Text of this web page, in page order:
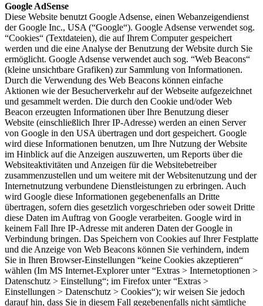
Google AdSense
Diese Website benutzt Google Adsense, einen Webanzeigendienst
der Google Inc., USA (“Google“). Google Adsense verwendet sog.
“Cookies“ (Textdateien), die auf Ihrem Computer gespeichert
werden und die eine Analyse der Benutzung der Website durch Sie
ermöglicht. Google Adsense verwendet auch sog. “Web Beacons“
(kleine unsichtbare Grafiken) zur Sammlung von Informationen.
Durch die Verwendung des Web Beacons können einfache
Aktionen wie der Besucherverkehr auf der Webseite aufgezeichnet
und gesammelt werden. Die durch den Cookie und/oder Web
Beacon erzeugten Informationen über Ihre Benutzung dieser
Website (einschließlich Ihrer IP-Adresse) werden an einen Server
von Google in den USA übertragen und dort gespeichert. Google
wird diese Informationen benutzen, um Ihre Nutzung der Website
im Hinblick auf die Anzeigen auszuwerten, um Reports über die
Websiteaktivitäten und Anzeigen für die Websitebetreiber
zusammenzustellen und um weitere mit der Websitenutzung und der
Internetnutzung verbundene Dienstleistungen zu erbringen. Auch
wird Google diese Informationen gegebenenfalls an Dritte
übertragen, sofern dies gesetzlich vorgeschrieben oder soweit Dritte
diese Daten im Auftrag von Google verarbeiten. Google wird in
keinem Fall Ihre IP-Adresse mit anderen Daten der Google in
Verbindung bringen. Das Speichern von Cookies auf Ihrer Festplatte
und die Anzeige von Web Beacons können Sie verhindern, indem
Sie in Ihren Browser-Einstellungen “keine Cookies akzeptieren“
wählen (Im MS Internet-Explorer unter “Extras > Internetoptionen >
Datenschutz > Einstellung“; im Firefox unter “Extras >
Einstellungen > Datenschutz > Cookies“); wir weisen Sie jedoch
darauf hin, dass Sie in diesem Fall gegebenenfalls nicht sämtliche